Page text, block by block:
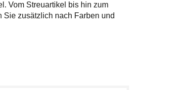
Vom Streuartikel bis hin zum
zusätzlich nach Farben und